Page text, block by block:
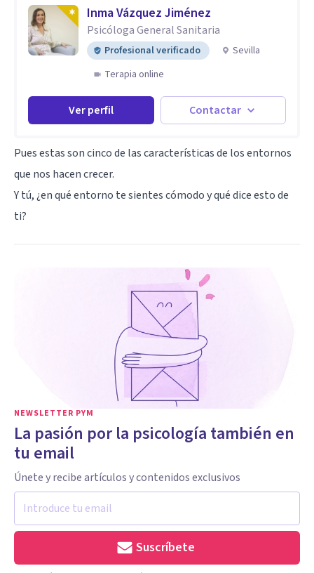
Inma Vázquez Jiménez
Psicóloga General Sanitaria
Profesional verificado
Sevilla
Terapia online
Ver perfil Contactar
Pues estas son cinco de las características de los entornos
que nos hacen crecer.
Y tú, ¿en qué entorno te sientes cómodo y qué dice esto de
ti?
NEWSLETTER PYM
La pasión por la psicología también en
tu email
Únete y recibe artículos y contenidos exclusivos
Suscríbete